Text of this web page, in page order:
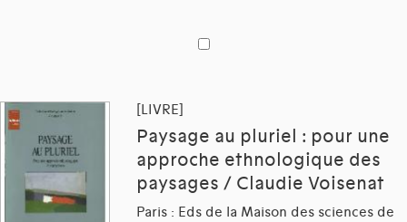
[LIVRE]
Paysage au pluriel : pour une
approche ethnologique des
paysages / Claudie Voisenat
Paris : Eds de la Maison des sciences de